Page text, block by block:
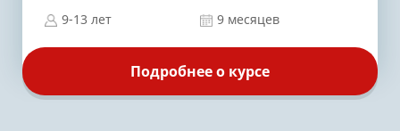
9-13 лет 9 месяцев
Подробнее о курсе